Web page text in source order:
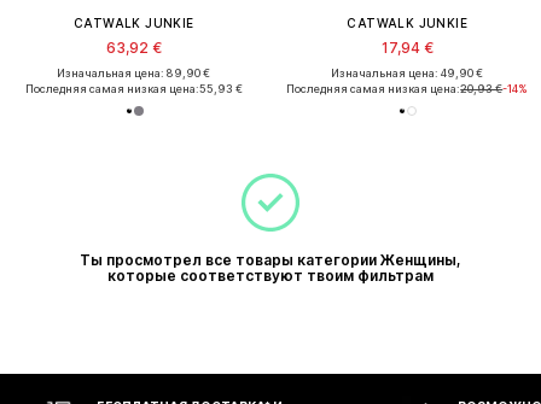
CATWALK JUNKIE
63,92 €
Изначальная цена: 89,90 €
Последняя самая низкая цена:55,93 €
CATWALK JUNKIE
17,94 €
Изначальная цена: 49,90 €
Последняя самая низкая цена:20,93 €-14%
Ты просмотрел все товары категории Женщины,
которые соответствуют твоим фильтрам